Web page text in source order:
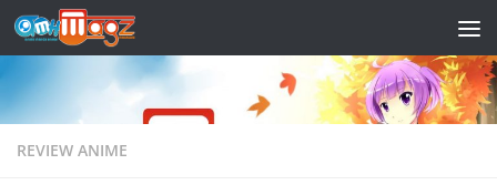
Skip to content
REVIEW ANIME